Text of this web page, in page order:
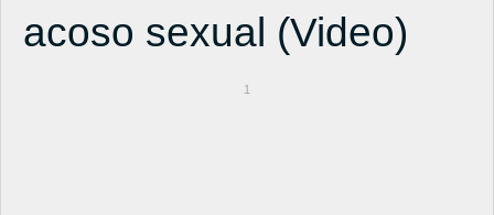
acoso sexual (Video)
1